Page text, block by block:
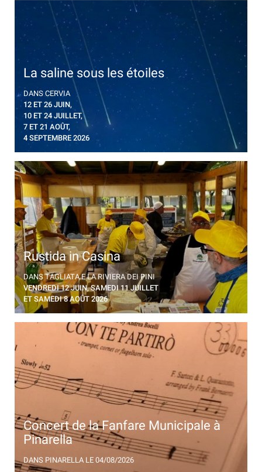
La saline sous les étoiles
Observation des étoiles dans la saline de Cervia, en
compagnie d'un astrophysicien
DANS CERVIA
12 ET 26 JUIN,
10 ET 24 JUILLET,
7 ET 21 AOÛT,
4 SEPTEMBRE 2026
Rustida in Casina
Menu traditionnel des pêcheurs dans le gîte Tagliata
Gemini Park
DANS TAGLIATA E LA RIVIERA DEI PINI
VENDREDI 12 JUIN, SAMEDI 11 JUILLET
ET SAMEDI 8 AOÛT 2026
Concert de la Fanfare Municipale à
Pinarella
La fanfare municipale de Cervia et son répertoire,
avec un concert à Pinarella
DANS PINARELLA LE 04/08/2026